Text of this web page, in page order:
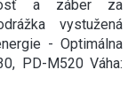
a záber za
vystužená
- Optimálna
PD-M520 Váha: